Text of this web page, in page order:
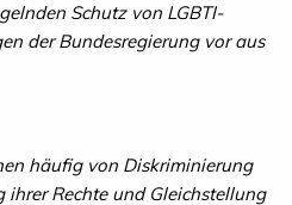
Schutz von LGBTI-
der Bundesregierung vor aus
häufig von Diskriminierung
ihrer Rechte und Gleichstellung